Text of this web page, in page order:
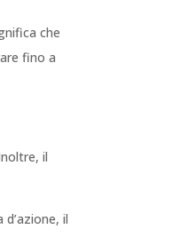
che
fino a
il
il